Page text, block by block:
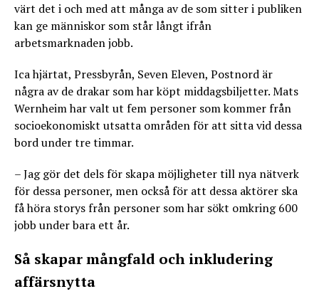
värt det i och med att många av de som sitter i publiken
kan ge människor som står långt ifrån
arbetsmarknaden jobb.
Ica hjärtat, Pressbyrån, Seven Eleven, Postnord är
några av de drakar som har köpt middagsbiljetter. Mats
Wernheim har valt ut fem personer som kommer från
socioekonomiskt utsatta områden för att sitta vid dessa
bord under tre timmar.
– Jag gör det dels för skapa möjligheter till nya nätverk
för dessa personer, men också för att dessa aktörer ska
få höra storys från personer som har sökt omkring 600
jobb under bara ett år.
Så skapar mångfald och inkludering
affärsnytta